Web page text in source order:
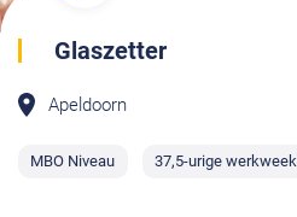
Glaszetter
Apeldoorn
MBO Niveau 37,5-urige werkweek